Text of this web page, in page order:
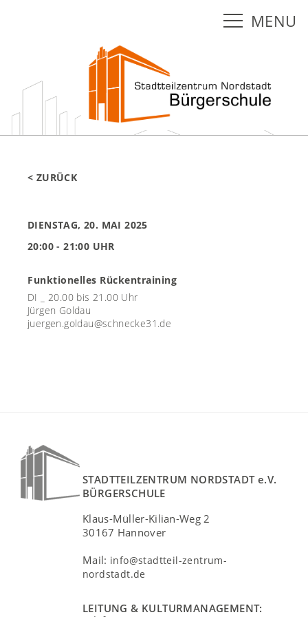
< ZURÜCK
DIENSTAG, 20. MAI 2025
20:00 - 21:00 UHR
Funktionelles Rückentraining
DI _ 20.00 bis 21.00 Uhr
Jürgen Goldau
juergen.goldau@schnecke31.de
STADTTEILZENTRUM NORDSTADT e.V.
BÜRGERSCHULE
Klaus-Müller-Kilian-Weg 2
30167 Hannover
Mail: info@stadtteil-zentrum-
nordstadt.de
LEITUNG & KULTURMANAGEMENT:
MENU